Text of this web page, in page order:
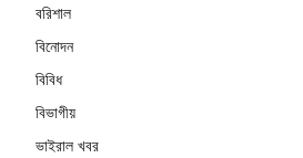
বরিশাল
বিনোদন
বিবিধ
বিভাগীয়
ভাইরাল খবর